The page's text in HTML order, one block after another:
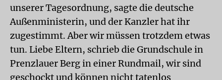
unserer Tagesordnung, sagte die deutsche
Außenministerin, und der Kanzler hat ihr
zugestimmt. Aber wir müssen trotzdem etwas
tun. Liebe Eltern, schrieb die Grundschule in
Prenzlauer Berg in einer Rundmail, wir sind
geschockt und können nicht tatenlos